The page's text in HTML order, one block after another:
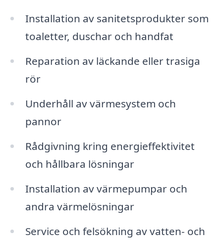
Installation av sanitetsprodukter som
toaletter, duschar och handfat
Reparation av läckande eller trasiga
rör
Underhåll av värmesystem och
pannor
Rådgivning kring energieffektivitet
och hållbara lösningar
Installation av värmepumpar och
andra värmelösningar
Service och felsökning av vatten- och